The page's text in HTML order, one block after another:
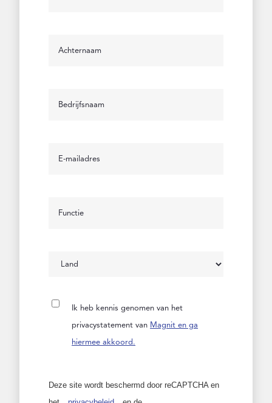
Ik heb kennis genomen van het
privacystatement van Magnit en ga
hiermee akkoord.
Deze site wordt beschermd door reCAPTCHA en